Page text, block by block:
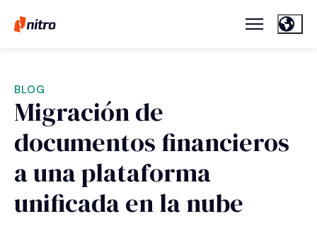
BLOG
Migración de
documentos financieros
a una plataforma
unificada en la nube